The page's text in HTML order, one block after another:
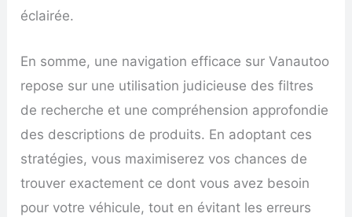
éclairée.
En somme, une navigation efficace sur Vanautoo
repose sur une utilisation judicieuse des filtres
de recherche et une compréhension approfondie
des descriptions de produits. En adoptant ces
stratégies, vous maximiserez vos chances de
trouver exactement ce dont vous avez besoin
pour votre véhicule, tout en évitant les erreurs